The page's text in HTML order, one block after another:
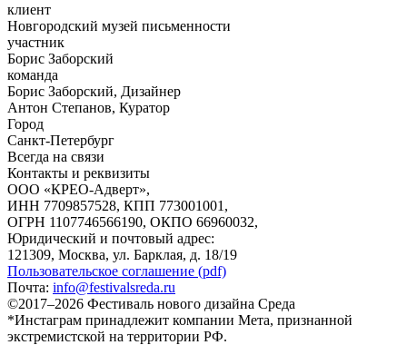
клиент
Новгородский музей письменности
участник
Борис Заборский
команда
Борис Заборский, Дизайнер
Антон Степанов, Куратор
Город
Санкт-Петербург
Всегда на связи
Контакты и реквизиты
ООО «КРЕО‐Адверт»,
ИНН 7709857528, КПП 773001001,
ОГРН 1107746566190, ОКПО 66960032,
Юридический и почтовый адрес:
121309, Москва, ул. Барклая, д. 18/19
Пользовательское соглашение (pdf)
Почта: info@festivalsreda.ru
©2017–2026 Фестиваль нового дизайна Среда
*Инстаграм принадлежит компании Мета, признанной
экстремистской на территории РФ.